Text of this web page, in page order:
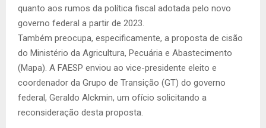
quanto aos rumos da política fiscal adotada pelo novo
governo federal a partir de 2023.
Também preocupa, especificamente, a proposta de cisão
do Ministério da Agricultura, Pecuária e Abastecimento
(Mapa). A FAESP enviou ao vice-presidente eleito e
coordenador da Grupo de Transição (GT) do governo
federal, Geraldo Alckmin, um ofício solicitando a
reconsideração desta proposta.